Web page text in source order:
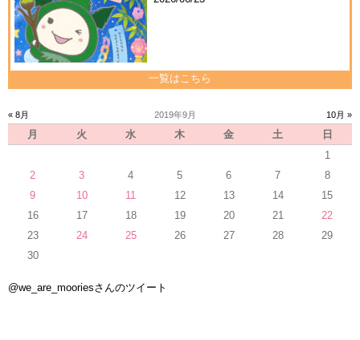
一覧はこちら
« 8月 2019年9月 10月 »
月 火 水 木 金 土
日
1
2
3 4 5 6 7
8
9
10 11 12 13 14
15
16
17 18 19 20 21
22
23
24 25 26 27 28
29
30
@we_are_mooriesさんのツイート